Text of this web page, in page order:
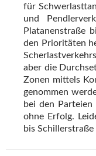
für
und
Platanenstraße
den Prioritäten
aber die
Zonen mittels
genommen
bei den
ohne Erfolg.
bis